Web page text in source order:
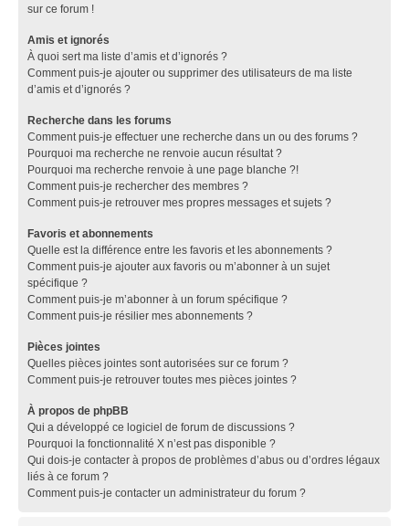
sur ce forum !
Amis et ignorés
À quoi sert ma liste d’amis et d’ignorés ?
Comment puis-je ajouter ou supprimer des utilisateurs de ma liste
d’amis et d’ignorés ?
Recherche dans les forums
Comment puis-je effectuer une recherche dans un ou des forums ?
Pourquoi ma recherche ne renvoie aucun résultat ?
Pourquoi ma recherche renvoie à une page blanche ?!
Comment puis-je rechercher des membres ?
Comment puis-je retrouver mes propres messages et sujets ?
Favoris et abonnements
Quelle est la différence entre les favoris et les abonnements ?
Comment puis-je ajouter aux favoris ou m’abonner à un sujet
spécifique ?
Comment puis-je m’abonner à un forum spécifique ?
Comment puis-je résilier mes abonnements ?
Pièces jointes
Quelles pièces jointes sont autorisées sur ce forum ?
Comment puis-je retrouver toutes mes pièces jointes ?
À propos de phpBB
Qui a développé ce logiciel de forum de discussions ?
Pourquoi la fonctionnalité X n’est pas disponible ?
Qui dois-je contacter à propos de problèmes d’abus ou d’ordres légaux
liés à ce forum ?
Comment puis-je contacter un administrateur du forum ?